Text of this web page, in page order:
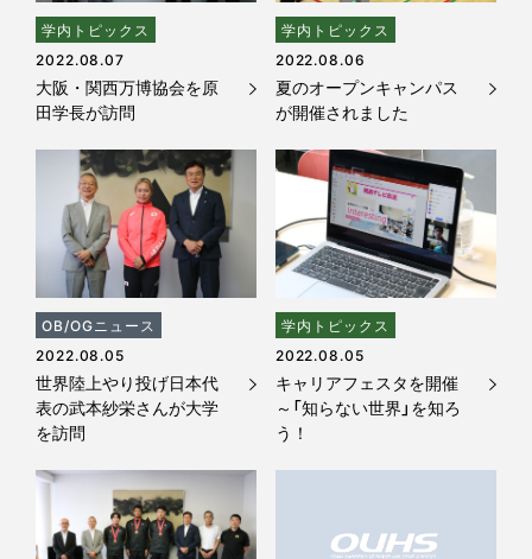
学内トピックス
2022.08.07
大阪・関西万博協会を原
田学長が訪問
学内トピックス
2022.08.06
夏のオープンキャンパス
が開催されました
OB/OGニュース
2022.08.05
世界陸上やり投げ日本代
表の武本紗栄さんが大学
を訪問
学内トピックス
2022.08.05
キャリアフェスタを開催
～「知らない世界」を知ろ
う！